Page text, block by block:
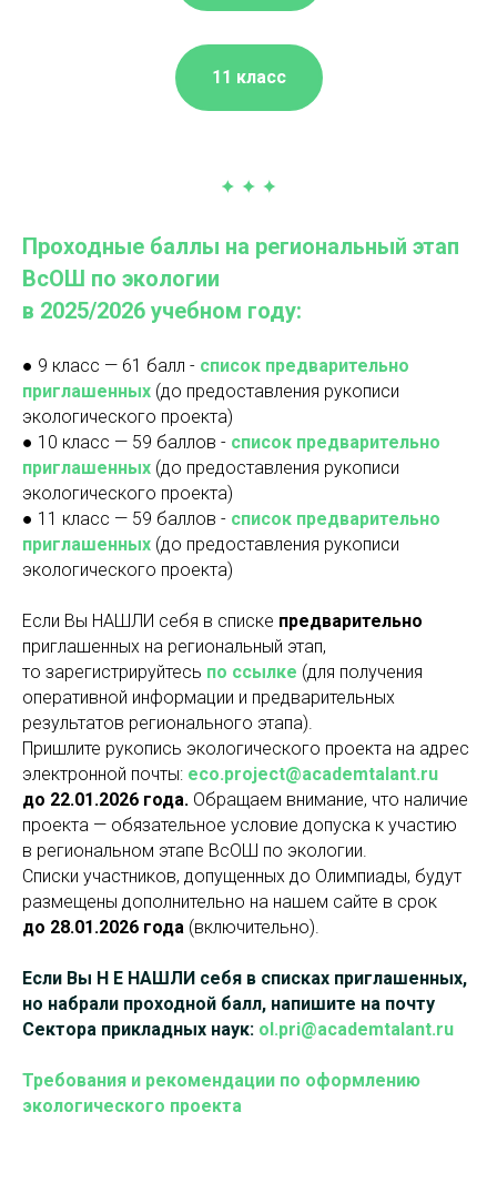
11 класс
Проходные баллы на региональный этап
ВсОШ по экологии
в 2025/2026 учебном году:
● 9 класс — 61 балл - список предварительно
приглашенных (до предоставления рукописи
экологического проекта)
● 10 класс — 59 баллов - список предварительно
приглашенных (до предоставления рукописи
экологического проекта)
● 11 класс — 59 баллов - список предварительно
приглашенных (до предоставления рукописи
экологического проекта)
Если Вы НАШЛИ себя в списке предварительно
приглашенных на региональный этап,
то зарегистрируйтесь по ссылке (для получения
оперативной информации и предварительных
результатов регионального этапа).
Пришлите рукопись экологического проекта на адрес
электронной почты: eco.project@academtalant.ru
до 22.01.2026 года. Обращаем внимание, что наличие
проекта — обязательное условие допуска к участию
в региональном этапе ВсОШ по экологии.
Списки участников, допущенных до Олимпиады, будут
размещены дополнительно на нашем сайте в срок
до 28.01.2026 года (включительно).
Если Вы Н Е НАШЛИ себя в списках приглашенных,
но набрали проходной балл, напишите на почту
Сектора прикладных наук: ol.pri@academtalant.ru
Требования и рекомендации по оформлению
экологического проекта